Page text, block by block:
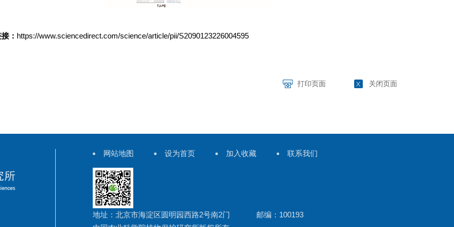
： https://www.sciencedirect.com/science/article/pii/S2090123226004595
打印页面 关闭页面
网站地图 设为首页 加入收藏 联系我们
地址：北京市海淀区圆明园西路2号南2门 邮编：100193